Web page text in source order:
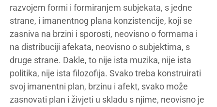
razvojem formi i formiranjem subjekata, s jedne
strane, i imanentnog plana konzistencije, koji se
zasniva na brzini i sporosti, neovisno o formama i
na distribuciji afekata, neovisno o subjektima, s
druge strane. Dakle, to nije ista muzika, nije ista
politika, nije ista filozofija. Svako treba konstruirati
svoj imanentni plan, brzinu i afekt, svako može
zasnovati plan i živjeti u skladu s njime, neovisno je